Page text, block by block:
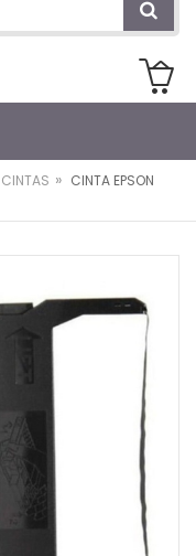
CINTAS » CINTA EPSON